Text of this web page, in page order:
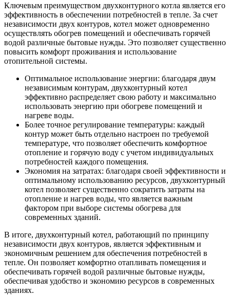
Ключевым преимуществом двухконтурного котла является его
эффективность в обеспечении потребностей в тепле. За счет
независимости двух контуров, котел может одновременно
осуществлять обогрев помещений и обеспечивать горячей
водой различные бытовые нужды. Это позволяет существенно
повысить комфорт проживания и использование
отопительной системы.
Оптимальное использование энергии: благодаря двум
независимым контурам, двухконтурный котел
эффективно распределяет свою работу и максимально
использовать энергию при обогреве помещений и
нагреве воды.
Более точное регулирование температуры: каждый
контур может быть отдельно настроен по требуемой
температуре, что позволяет обеспечить комфортное
отопление и горячую воду с учетом индивидуальных
потребностей каждого помещения.
Экономия на затратах: благодаря своей эффективности и
оптимальному использованию ресурсов, двухконтурный
котел позволяет существенно сократить затраты на
отопление и нагрев воды, что является важным
фактором при выборе системы обогрева для
современных зданий.
В итоге, двухконтурный котел, работающий по принципу
независимости двух контуров, является эффективным и
экономичным решением для обеспечения потребностей в
тепле. Он позволяет комфортно отапливать помещения и
обеспечивать горячей водой различные бытовые нужды,
обеспечивая удобство и экономию ресурсов в современных
зданиях.